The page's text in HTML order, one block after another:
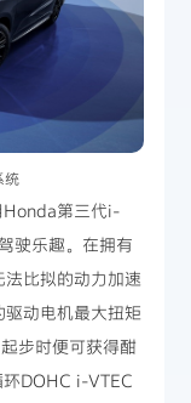
统
Honda第三代i-
驶乐趣。在拥有
比拟的动力加速
驱动电机最大扭矩
步时便可获得酣
DOHC i-VTEC